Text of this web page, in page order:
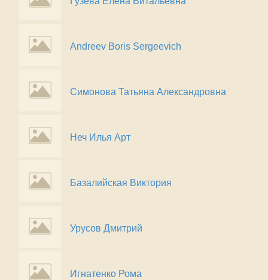
Andreev Boris Sergeevich
Симонова Татьяна Александровна
Неч Илья Арт
Базалийская Виктория
Урусов Дмитрий
Игнатенко Рома